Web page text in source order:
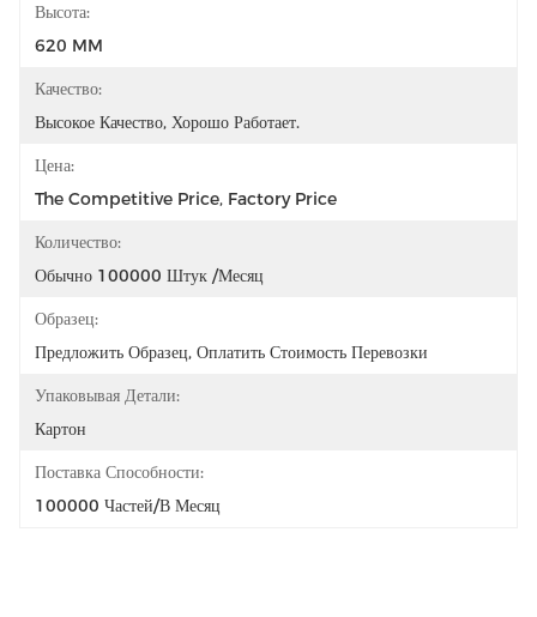
Высота:
620 MM
Качество:
Высокое Качество, Хорошо Работает.
Цена:
The Competitive Price, Factory Price
Количество:
Обычно 100000 Штук /месяц
Образец:
Предложить Образец, Оплатить Стоимость Перевозки
Упаковывая Детали:
Картон
Поставка Способности:
100000 Частей/в Месяц